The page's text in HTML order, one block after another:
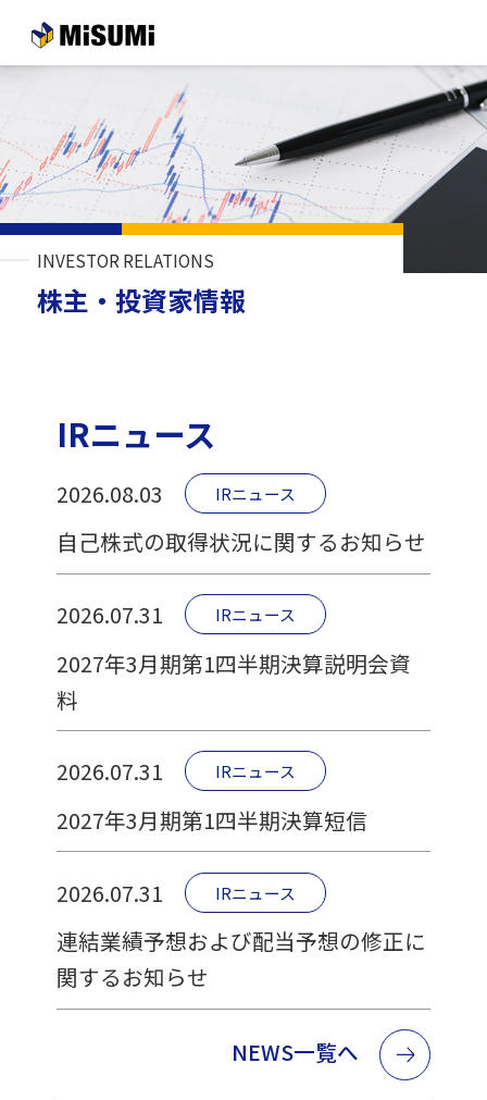
メインコンテンツへスキップする
INVESTOR RELATIONS
株主・投資家情報
IRニュース
2026.08.03 IRニュース
自己株式の取得状況に関するお知らせ
2026.07.31 IRニュース
2027年3月期第1四半期決算説明会資
料
2026.07.31 IRニュース
2027年3月期第1四半期決算短信
2026.07.31 IRニュース
連結業績予想および配当予想の修正に
関するお知らせ
NEWS一覧へ